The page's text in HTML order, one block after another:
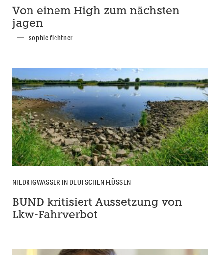
Von einem High zum nächsten
jagen
sophie fichtner
NIEDRIGWASSER IN DEUTSCHEN FLÜSSEN
BUND kritisiert Aussetzung von
Lkw-Fahrverbot